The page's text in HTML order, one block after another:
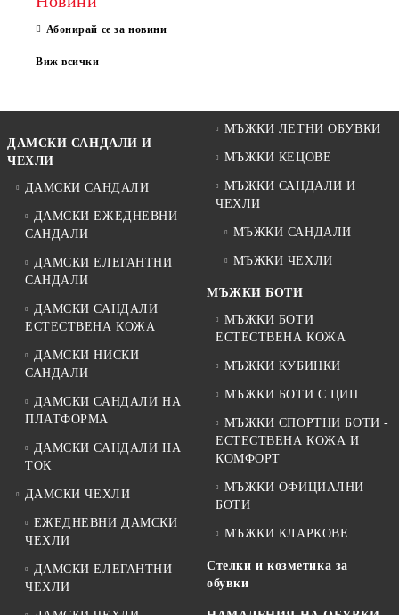
Абонирай се за новини
Виж всички
ДАМСКИ САНДАЛИ И
ЧЕХЛИ
ДАМСКИ САНДАЛИ
ДАМСКИ ЕЖЕДНЕВНИ
САНДАЛИ
ДАМСКИ ЕЛЕГАНТНИ
САНДАЛИ
ДАМСКИ САНДАЛИ
ЕСТЕСТВЕНА КОЖА
ДАМСКИ НИСКИ
САНДАЛИ
ДАМСКИ САНДАЛИ НА
ПЛАТФОРМА
ДАМСКИ САНДАЛИ НА
ТОК
ДАМСКИ ЧЕХЛИ
ЕЖЕДНЕВНИ ДАМСКИ
ЧЕХЛИ
ДАМСКИ ЕЛЕГАНТНИ
ЧЕХЛИ
МЪЖКИ ЛЕТНИ ОБУВКИ
МЪЖКИ КЕЦОВЕ
МЪЖКИ САНДАЛИ И
ЧЕХЛИ
МЪЖКИ САНДАЛИ
МЪЖКИ ЧЕХЛИ
МЪЖКИ БОТИ
МЪЖКИ БОТИ
ЕСТЕСТВЕНА КОЖА
МЪЖКИ КУБИНКИ
МЪЖКИ БОТИ С ЦИП
МЪЖКИ СПОРТНИ БОТИ -
ЕСТЕСТВЕНА КОЖА И
КОМФОРТ
МЪЖКИ ОФИЦИАЛНИ
БОТИ
МЪЖКИ КЛАРКОВЕ
Стелки и козметика за
обувки